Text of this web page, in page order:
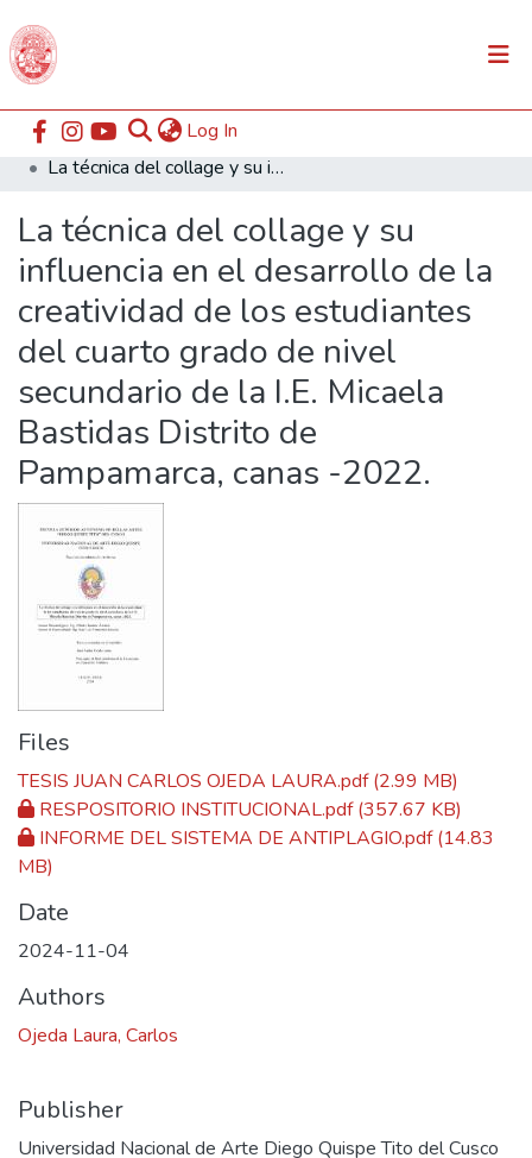
Log In
Communities & Collections
All of DSpace
Statistics
Home ESABAC
Facultad de Educación
La técnica del collage y su influencia en el desarrollo de la creatividad de los estudiantes del cuarto grado de nivel secundario de la I.E. Micaela Bastidas Distrito de Pampamarca, canas -2022.
La técnica del collage y su
influencia en el desarrollo de la
creatividad de los estudiantes
del cuarto grado de nivel
secundario de la I.E. Micaela
Bastidas Distrito de
Pampamarca, canas -2022.
Files
TESIS JUAN CARLOS OJEDA LAURA.pdf(2.99 MB)
RESPOSITORIO INSTITUCIONAL.pdf(357.67 KB)
INFORME DEL SISTEMA DE ANTIPLAGIO.pdf(14.83
MB)
Date
2024-11-04
Authors
Ojeda Laura, Carlos
Publisher
Universidad Nacional de Arte Diego Quispe Tito del Cusco